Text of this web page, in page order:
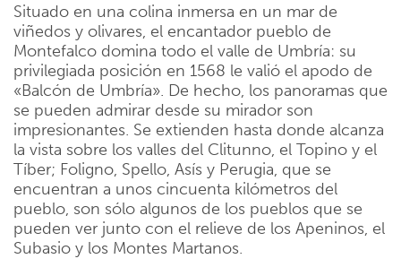
Situado en una colina inmersa en un mar de
viñedos y olivares, el encantador pueblo de
Montefalco domina todo el valle de Umbría: su
privilegiada posición en 1568 le valió el apodo de
«Balcón de Umbría». De hecho, los panoramas que
se pueden admirar desde su mirador son
impresionantes. Se extienden hasta donde alcanza
la vista sobre los valles del Clitunno, el Topino y el
Tíber; Foligno, Spello, Asís y Perugia, que se
encuentran a unos cincuenta kilómetros del
pueblo, son sólo algunos de los pueblos que se
pueden ver junto con el relieve de los Apeninos, el
Subasio y los Montes Martanos.